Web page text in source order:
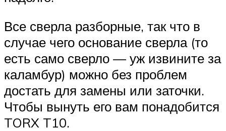
Все сверла разборные, так что в
случае чего основание сверла (то
есть само сверло — уж извините за
каламбур) можно без проблем
достать для замены или заточки.
Чтобы вынуть его вам понадобится
TORX T10.